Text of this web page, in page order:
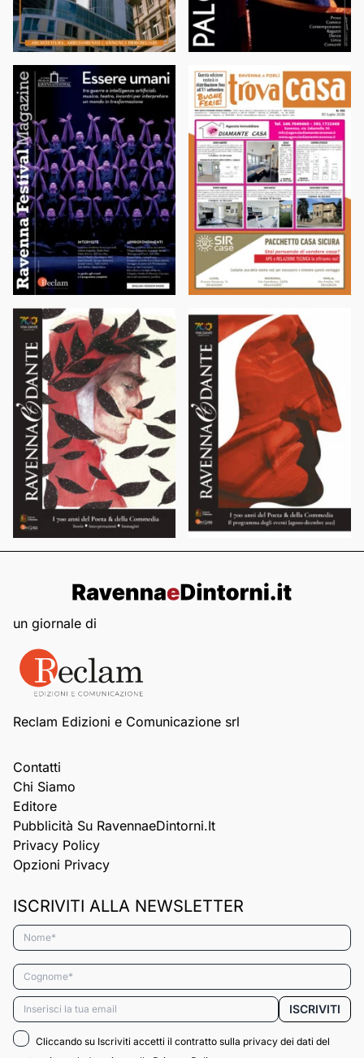
un giornale di
Reclam Edizioni e Comunicazione srl
Contatti
Chi Siamo
Editore
Pubblicità Su RavennaeDintorni.it
Privacy Policy
Opzioni Privacy
ISCRIVITI ALLA NEWSLETTER
Nome*
Cognome*
Email* ISCRIVITI
Cliccando su Iscriviti accetti il contratto sulla privacy dei dati del